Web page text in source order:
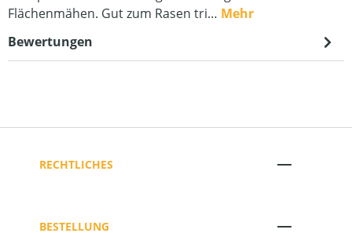
Flächenmähen. Gut zum Rasen tri… Mehr
Bewertungen
RECHTLICHES
BESTELLUNG